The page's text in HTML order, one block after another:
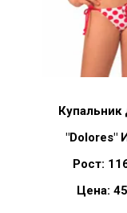
Купальник
"Dolores"
Рост:
Цена: